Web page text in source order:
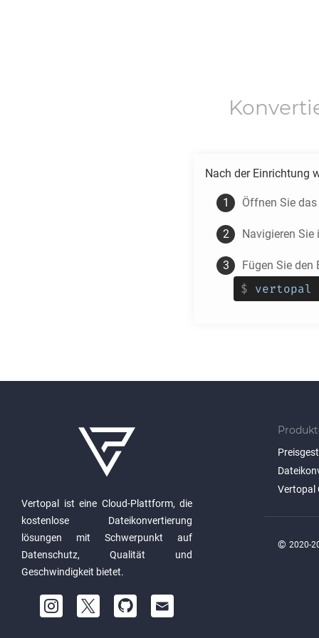
Nach der Einrichtung
Öffnen Sie
Navigieren
Fügen Sie den
$ vertopal
Vertopal ist eine Cloud-Plattform, die
kostenlose Dateikonvertierung
lösungen mit Schwerpunkt auf
Datenschutz, Qualität und
Geschwindigkeit bietet.
Vertopal
© 2020-